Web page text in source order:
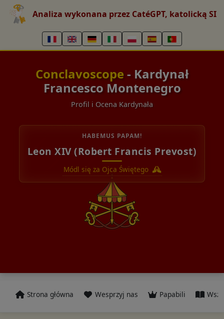
Analiza wykonana przez CatéGPT, katolicką SI
Conclavoscope - Kardynał
Francesco Montenegro
Profil i Ocena Kardynała
HABEMUS PAPAM!
Leon XIV (Robert Francis Prevost)
Módl się za Ojca Świętego
Strona główna Wesprzyj nas Papabili